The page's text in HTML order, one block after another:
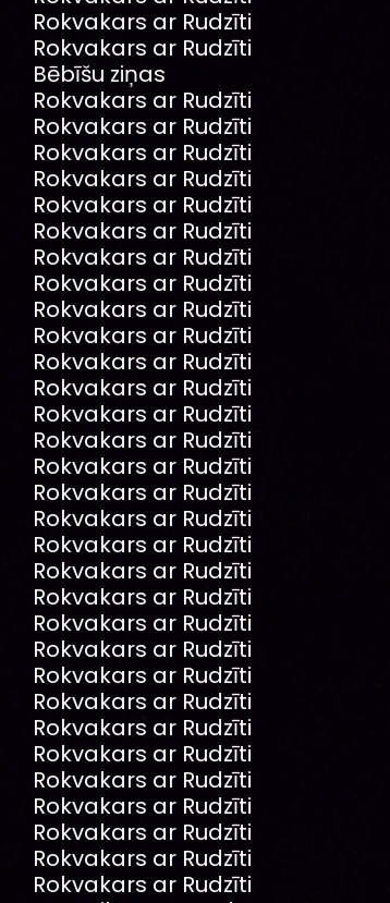
Rokvakars ar Rudzīti
Rokvakars ar Rudzīti
Bēbīšu ziņas
Rokvakars ar Rudzīti
Rokvakars ar Rudzīti
Rokvakars ar Rudzīti
Rokvakars ar Rudzīti
Rokvakars ar Rudzīti
Rokvakars ar Rudzīti
Rokvakars ar Rudzīti
Rokvakars ar Rudzīti
Rokvakars ar Rudzīti
Rokvakars ar Rudzīti
Rokvakars ar Rudzīti
Rokvakars ar Rudzīti
Rokvakars ar Rudzīti
Rokvakars ar Rudzīti
Rokvakars ar Rudzīti
Rokvakars ar Rudzīti
Rokvakars ar Rudzīti
Rokvakars ar Rudzīti
Rokvakars ar Rudzīti
Rokvakars ar Rudzīti
Rokvakars ar Rudzīti
Rokvakars ar Rudzīti
Rokvakars ar Rudzīti
Rokvakars ar Rudzīti
Rokvakars ar Rudzīti
Rokvakars ar Rudzīti
Rokvakars ar Rudzīti
Rokvakars ar Rudzīti
Rokvakars ar Rudzīti
Rokvakars ar Rudzīti
Rokvakars ar Rudzīti